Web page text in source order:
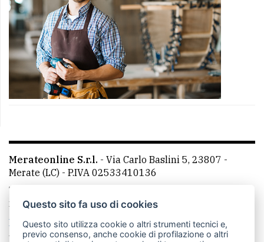
Merateonline S.r.l. - Via Carlo Baslini 5, 23807 -
Merate (LC) - P.IVA 02533410136
Telefono:
mail: redazione@merateonline.it
La redazione
CasateOnline LeccoOnline
RSS
Made by VIP
Questo sito fa uso di cookies
Questo sito utilizza cookie o altri strumenti tecnici e,
previo consenso, anche cookie di profilazione o altri